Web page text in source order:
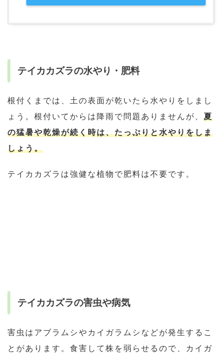
テイカカズラの水やり・肥料
根付くまでは、土の表面が乾いたら水やりをしまし
ょう。根付いてからは降雨で問題ありませんが、 夏
の猛暑や乾燥が続く時は、たっぷりと水やりをしま
しょう。
テイカカズラは強健な植物で肥料は不要です。
テイカカズラの害虫や病気
害虫はアブラムシやカイガラムシなどが発生するこ
とがあります。食害して株を弱らせるので、カイガ